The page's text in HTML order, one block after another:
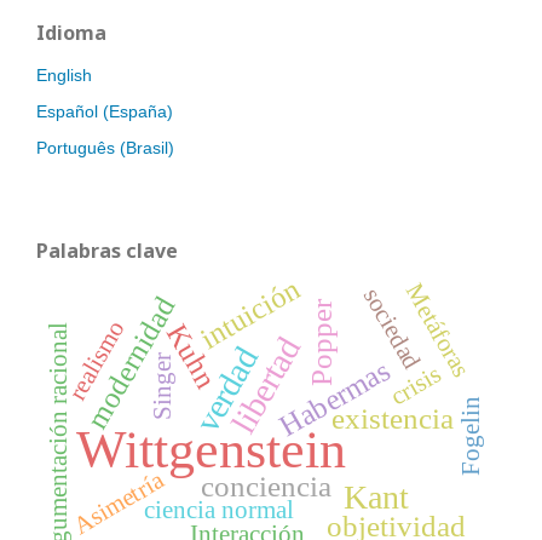
Idioma
English
Español (España)
Português (Brasil)
Palabras clave
Wittgenstein
libertad
verdad
Kant
Habermas
intuición
Kuhn Popper
objetividad
modernidad
conciencia
existencia
ciencia normal
Interacción
crisis
argumentación racionalAsimetría
Singer
Metáforas
sociedad
realismo
Fogelin